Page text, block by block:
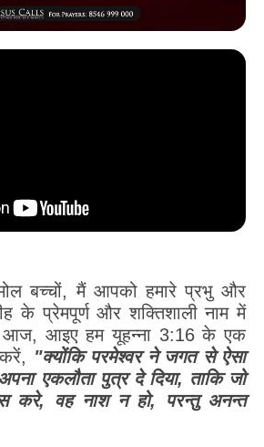
बच्चों, मैं आपको हमारे प्रभु और
के प्रेमपूर्ण और शक्तिशाली नाम में
आज, आइए हम यूहन्ना 3:16 के एक
"क्योंकि परमेश्वर ने जगत से ऐसा
एकलौता पुत्र दे दिया, ताकि जो
करे, वह नाश न हो, परन्तु अनन्त